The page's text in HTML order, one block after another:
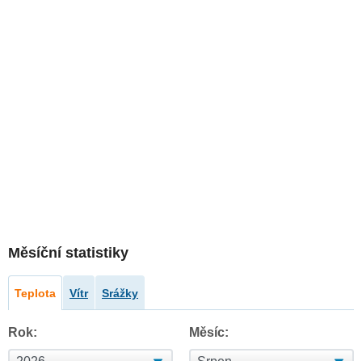
Měsíční statistiky
Teplota Vítr Srážky
Rok: Měsíc: